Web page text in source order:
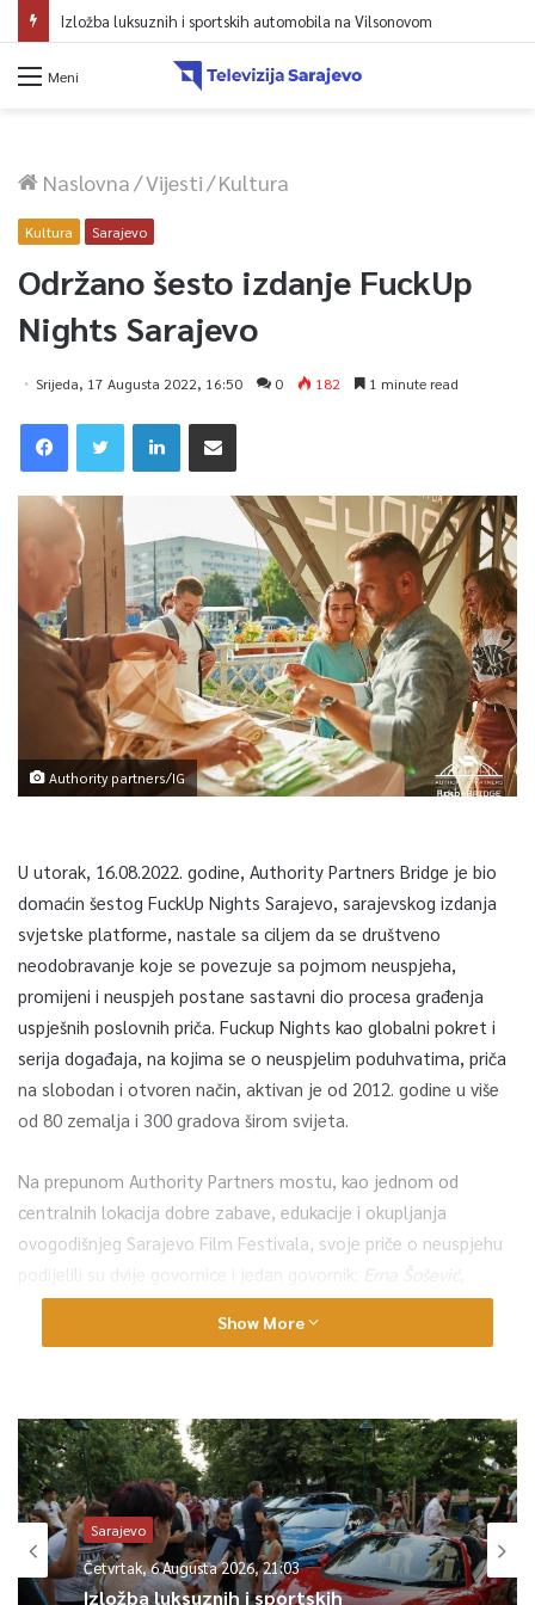
Izložba luksuznih i sportskih automobila na Vilsonovom
Meni
Naslovna/Vijesti/Kultura
Kultura Sarajevo
Održano šesto izdanje FuckUp
Nights Sarajevo
Srijeda, 17 Augusta 2022, 16:50 0 182 1 minute read
Authority partners/IG
U utorak, 16.08.2022. godine, Authority Partners Bridge je bio
domaćin šestog FuckUp Nights Sarajevo, sarajevskog izdanja
svjetske platforme, nastale sa ciljem da se društveno
neodobravanje koje se povezuje sa pojmom neuspjeha,
promijeni i neuspjeh postane sastavni dio procesa građenja
uspješnih poslovnih priča. Fuckup Nights kao globalni pokret i
serija događaja, na kojima se o neuspjelim poduhvatima, priča
na slobodan i otvoren način, aktivan je od 2012. godine u više
od 80 zemalja i 300 gradova širom svijeta.
Na prepunom Authority Partners mostu, kao jednom od
centralnih lokacija dobre zabave, edukacije i okupljanja
ovogodišnjeg Sarajevo Film Festivala, svoje priče o neuspjehu
podijelili su dvije govornice i jedan govornik:
Erna Šošević
preduzetnica, osnivačica i direktorica prve platforme za
digitalno umrežavanje za privatni sektor Bizbook.ba i jedna je
obrazovanje i razvoj, mentorica i dvostruka TEDx govornica,
teIsmar Lačević, preduzetnik, osnivač digitalnog novčanika
Project Adam i glavni organizator platforme TEDxSarajevo.
Tokom jednosatnog programa 130 učesnika i učesnica, imali su
priliku poslušati nesvakidašnje priče o neuspjesima, izazovima,
Show More
Sarajevo
Četvrtak, 6 Augusta 2026, 21:03
Izložba luksuznih i sportskih